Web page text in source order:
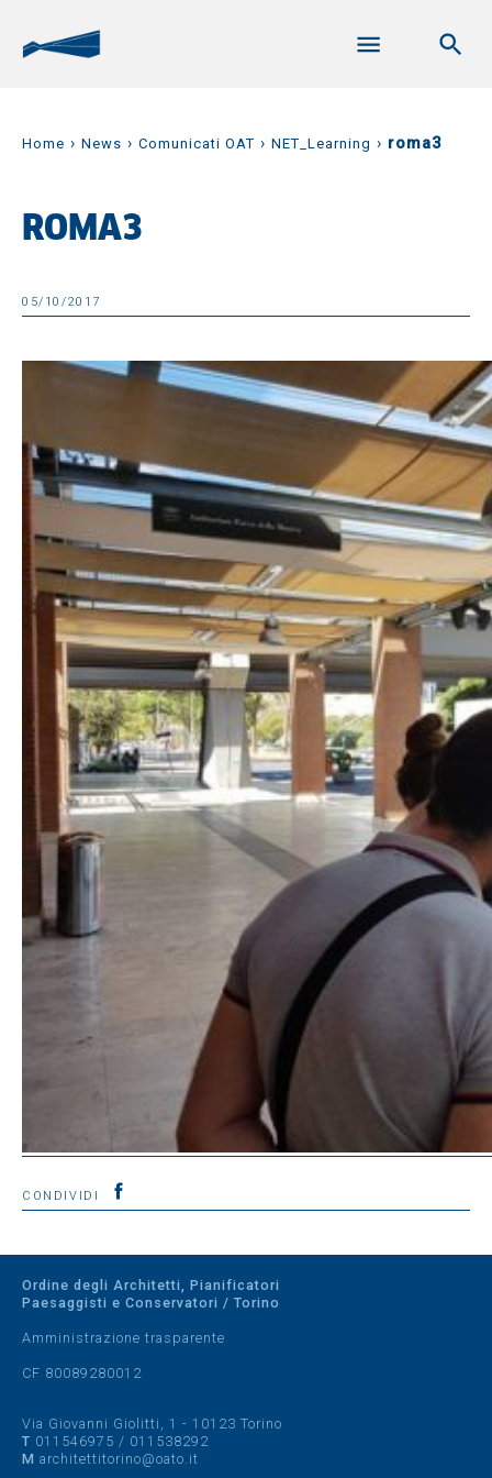
Home › News › Comunicati OAT › NET_Learning › roma3
ROMA3
05/10/2017
CONDIVIDI
Ordine degli Architetti, Pianificatori
Paesaggisti e Conservatori / Torino
Amministrazione trasparente
CF 80089280012
Via Giovanni Giolitti, 1 - 10123 Torino
T 011546975 / 011538292
M architettitorino@oato.it